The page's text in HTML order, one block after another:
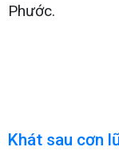
Phước.
Khát sau cơn